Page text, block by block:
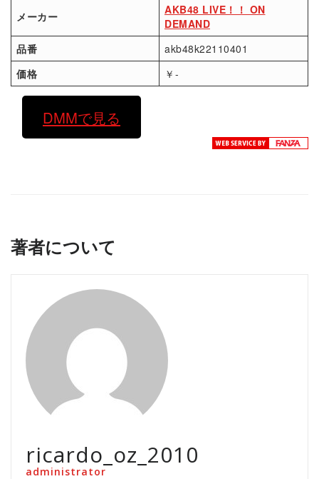
メーカー
AKB48 LIVE！！ ON
DEMAND
品番
akb48k22110401
価格
￥-
DMMで見る
著者について
ricardo_oz_2010
administrator